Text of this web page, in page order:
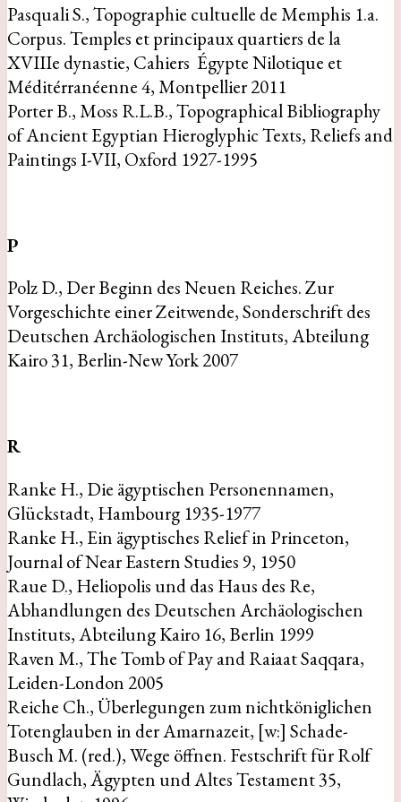
Pasquali S., Topographie cultuelle de Memphis 1.a.
Corpus. Temples et principaux quartiers de la
XVIIIe dynastie, Cahiers Égypte Nilotique et
Méditérranéenne 4, Montpellier 2011
Porter B., Moss R.L.B., Topographical Bibliography
of Ancient Egyptian Hieroglyphic Texts, Reliefs and
Paintings I-VII, Oxford 1927-1995
P
Polz D., Der Beginn des Neuen Reiches. Zur
Vorgeschichte einer Zeitwende, Sonderschrift des
Deutschen Archäologischen Instituts, Abteilung
Kairo 31, Berlin-New York 2007
R
Ranke H., Die ägyptischen Personennamen,
Glückstadt, Hambourg 1935-1977
Ranke H., Ein ägyptisches Relief in Princeton,
Journal of Near Eastern Studies 9, 1950
Raue D., Heliopolis und das Haus des Re,
Abhandlungen des Deutschen Archäologischen
Instituts, Abteilung Kairo 16, Berlin 1999
Raven M., The Tomb of Pay and Raiaat Saqqara,
Leiden-London 2005
Reiche Ch., Überlegungen zum nichtköniglichen
Totenglauben in der Amarnazeit, [w:] Schade-
Busch M. (red.), Wege öffnen. Festschrift für Rolf
Gundlach, Ägypten und Altes Testament 35,